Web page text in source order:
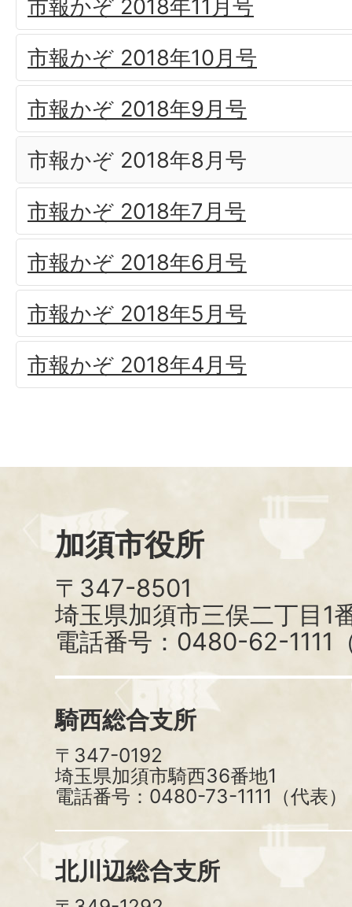
市報かぞ 2018年11月号
市報かぞ 2018年10月号
市報かぞ 2018年9月号
市報かぞ 2018年8月号
市報かぞ 2018年7月号
市報かぞ 2018年6月号
市報かぞ 2018年5月号
市報かぞ 2018年4月号
加須市役所
〒347-8501
埼玉県加須市三俣二丁目1
電話番号：0480-62-1111
騎西総合支所
〒347-0192
埼玉県加須市騎西36番地1
電話番号：0480-73-1111（代表）
北川辺総合支所